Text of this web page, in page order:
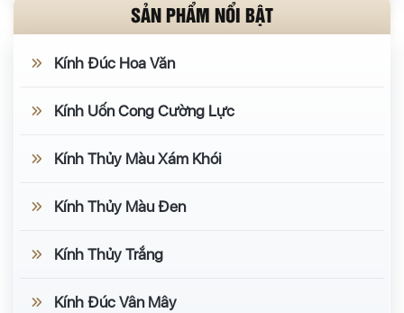
SẢN PHẨM NỔI BẬT
Kính Đúc Hoa Văn
Kính Uốn Cong Cường Lực
Kính Thủy Màu Xám Khói
Kính Thủy Màu Đen
Kính Thủy Trắng
Kính Đúc Vân Mây